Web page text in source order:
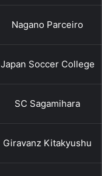
Nagano Parceiro
Japan Soccer College
SC Sagamihara
Giravanz Kitakyushu